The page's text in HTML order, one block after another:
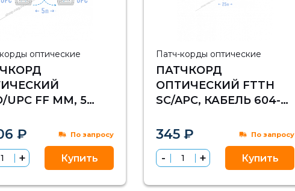
оптические
UPC FF MM, 5
₽ По запросу
Купить
Патч-корды оптические
ПАТЧКОРД
ОПТИЧЕСКИЙ FTTH
SC/APC, КАБЕЛЬ 604-
345 ₽ По запросу
Купить